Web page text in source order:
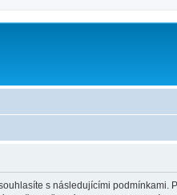
souhlasíte s následujícími